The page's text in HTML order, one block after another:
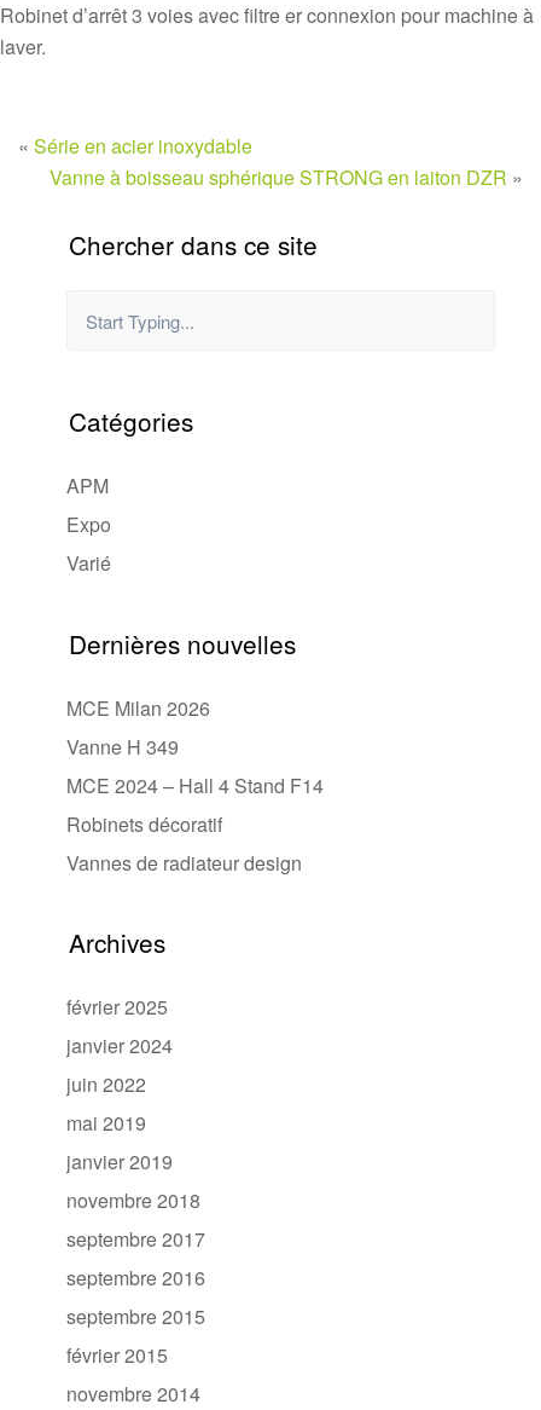
Robinet d’arrêt 3 voies avec filtre er connexion pour machine à
laver.
« Série en acier inoxydable
Vanne à boisseau sphérique STRONG en laiton DZR »
Chercher dans ce site
Catégories
APM
Expo
Varié
Dernières nouvelles
MCE Milan 2026
Vanne H 349
MCE 2024 – Hall 4 Stand F14
Robinets décoratif
Vannes de radiateur design
Archives
février 2025
janvier 2024
juin 2022
mai 2019
janvier 2019
novembre 2018
septembre 2017
septembre 2016
septembre 2015
février 2015
novembre 2014